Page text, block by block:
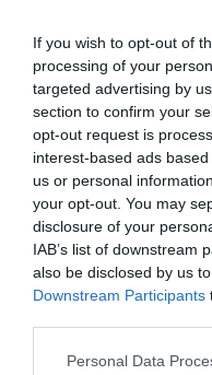
If you wish to opt-out of
processing of your
targeted advertising by
section to confirm your
opt-out request is
interest-based ads
us or personal
your opt-out. You may
disclosure of your
IAB’s list of downstream
also be disclosed by us
Downstream Participants
Personal Data
Senast uppladdade video